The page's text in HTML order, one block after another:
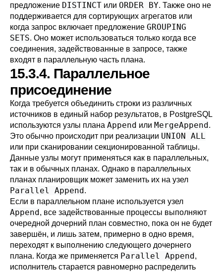
предложение DISTINCT или ORDER BY. Также оно не
поддерживается для сортирующих агрегатов или
когда запрос включает предложение GROUPING
SETS. Оно может использоваться только когда все
соединения, задействованные в запросе, также
входят в параллельную часть плана.
15.3.4. Параллельное
присоединение
Когда требуется объединить строки из различных
источников в единый набор результатов, в PostgreSQL
используются узлы плана Append или MergeAppend.
Это обычно происходит при реализации UNION ALL
или при сканировании секционированной таблицы.
Данные узлы могут применяться как в параллельных,
так и в обычных планах. Однако в параллельных
планах планировщик может заменить их на узел
Parallel Append.
Если в параллельном плане используется узел
Append, все задействованные процессы выполняют
очередной дочерний план совместно, пока он не будет
завершён, и лишь затем, примерно в одно время,
переходят к выполнению следующего дочернего
плана. Когда же применяется Parallel Append,
исполнитель старается равномерно распределить